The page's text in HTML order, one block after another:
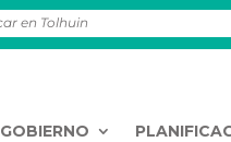
GOBIERNO